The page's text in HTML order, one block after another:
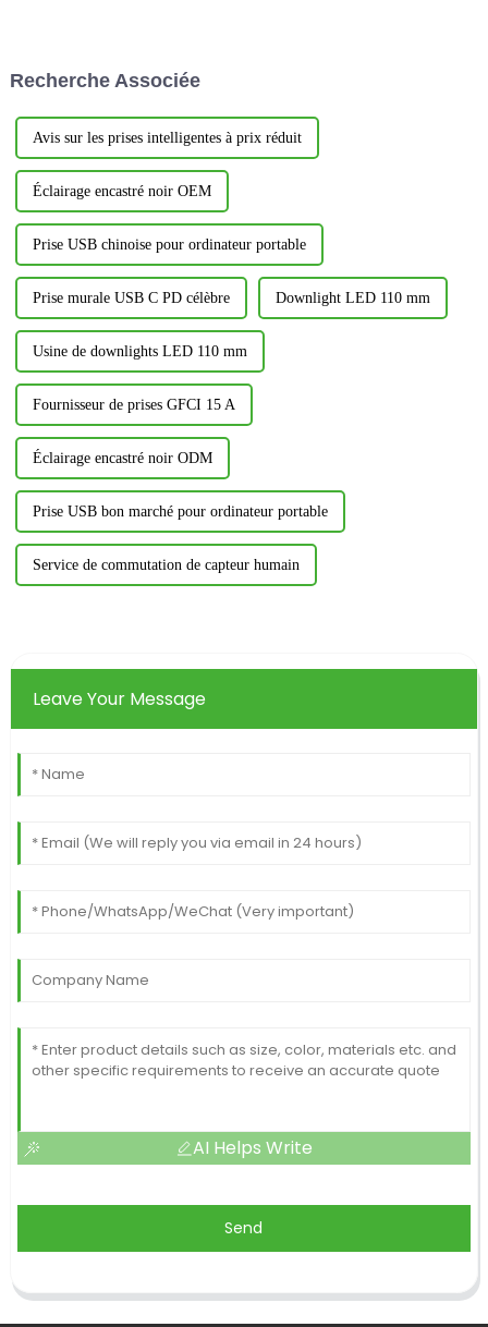
Recherche Associée
Avis sur les prises intelligentes à prix réduit
Éclairage encastré noir OEM
Prise USB chinoise pour ordinateur portable
Prise murale USB C PD célèbre Downlight LED 110 mm
Usine de downlights LED 110 mm
Fournisseur de prises GFCI 15 A
Éclairage encastré noir ODM
Prise USB bon marché pour ordinateur portable
Service de commutation de capteur humain
Leave Your Message
AI Helps Write
Send